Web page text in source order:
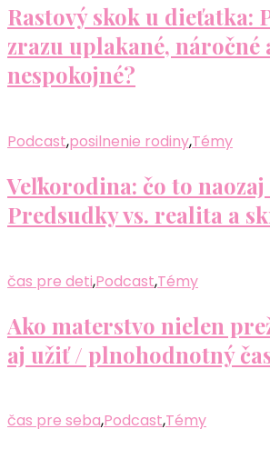
Rastový skok u dieťatka:
zrazu uplakané, náročné
nespokojné?
Podcast,posilnenie rodiny,Témy
Veľkorodina: čo to naozaj
Predsudky vs. realita a
čas pre deti,Podcast,Témy
Ako materstvo nielen
aj užiť / plnohodnotný
čas pre seba,Podcast,Témy